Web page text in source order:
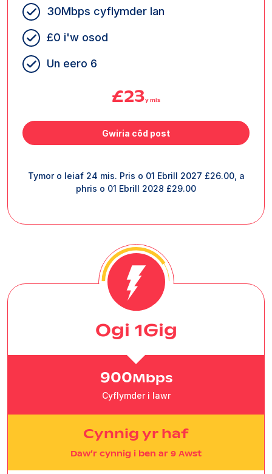
30Mbps cyflymder lan
£0 i'w osod
Un eero 6
£23y mis
Gwiria côd post
Tymor o leiaf 24 mis. Pris o 01 Ebrill 2027 £26.00, a
phris o 01 Ebrill 2028 £29.00
Ogi 1Gig
900Mbps
Cyflymder i lawr
Cynnig yr haf
Daw’r cynnig i ben ar 9 Awst